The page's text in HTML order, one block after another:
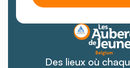
Des lieux où